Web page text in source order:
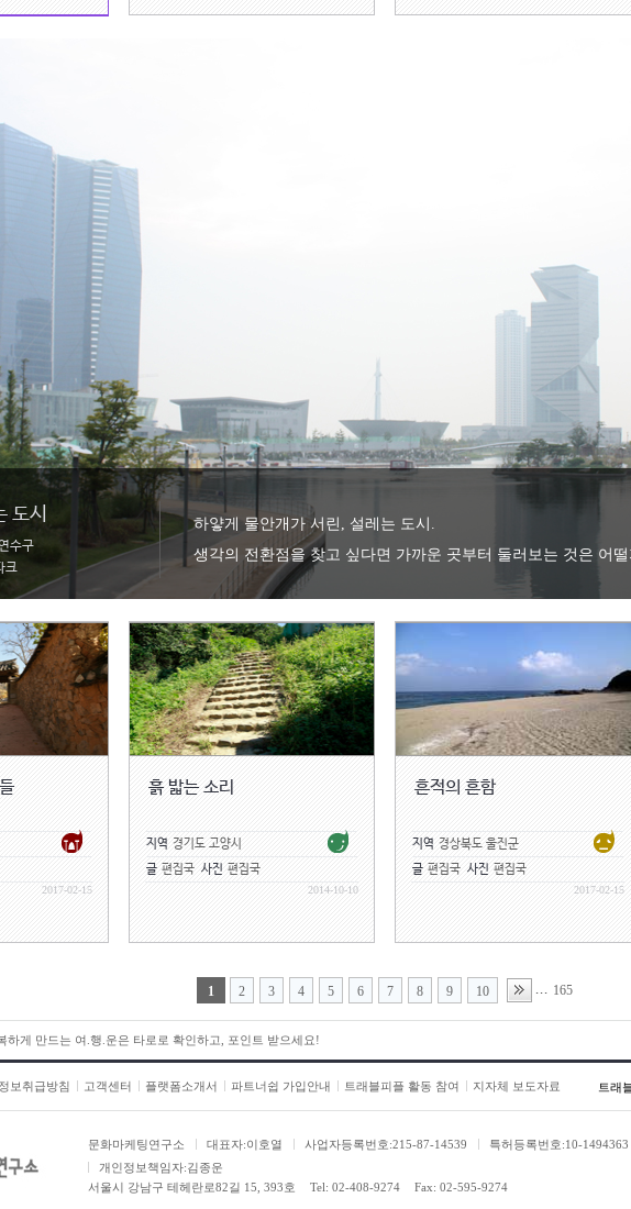
수구
크
도시
하얗게 물안개가 서린, 설레는 도시.
생각의 전환점을 찾고 싶다면 가까운 곳부터 둘러보는 것은 어
2017-02-15
흙 밟는 소리
지역 경기도 고양시
글 편집국 사진 편집국
2014-10-10
흔적의 흔함
지역 경상북도 울진군
글 편집국 사진 편집국
2017-02-15
1 2 3 4 5 6 7 8 9 10 ... 165
하게 만드는 여.행.운은 타로로 확인하고, 포인트 받으세요!
보취급방침 고객센터 플랫폼소개서 파트너쉽 가입안내 트래블피플 활동 참여 지자체 보도자료 트래
문화마케팅연구소 대표자:이호열 사업자등록번호:215-87-14539
특허등록번호:10-1494363
개인정보책임자:김종운
서울시 강남구 테헤란로82길 15, 393호
Tel: 02-408-9274 Fax: 02-595-9274